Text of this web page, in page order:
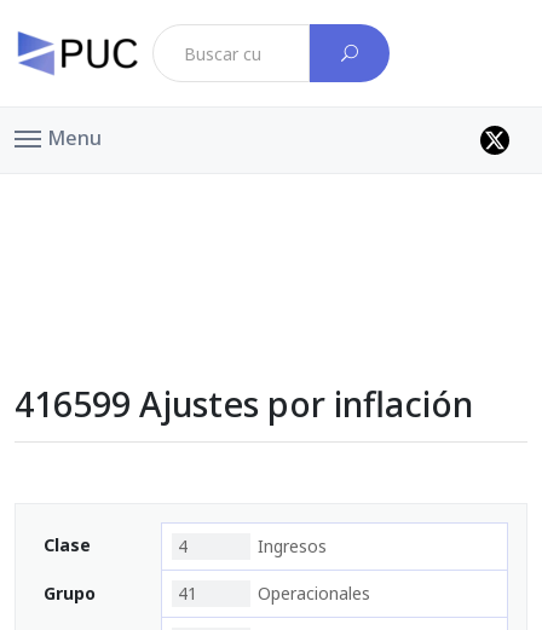
Menu
416599 Ajustes por inflación
Clase 4 Ingresos
Grupo 41 Operacionales